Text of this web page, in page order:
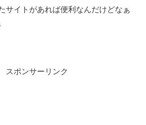
サイトがあれば便利なんだけどなぁ
スポンサーリンク